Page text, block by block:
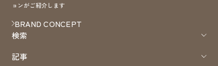
ョンがご紹介します
BRAND CONCEPT
検索
記事